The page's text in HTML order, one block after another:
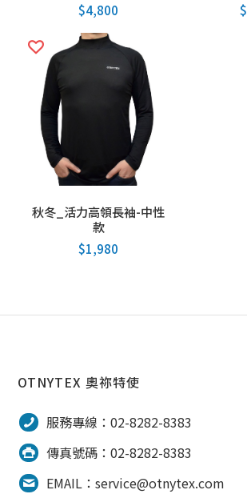
$4,800
$
秋冬_活力高領長袖-中性
款
$1,980
OTNYTEX 奧祢特使
服務專線：02-8282-8383
傳真號碼：02-8282-8383
EMAIL：service@otnytex.com